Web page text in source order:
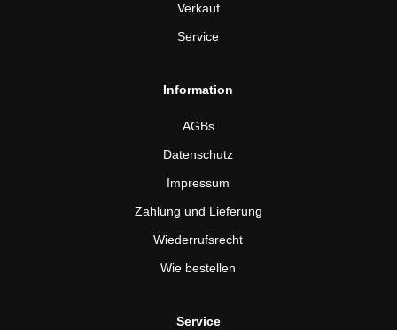
Verkauf
Service
Information
AGBs
Datenschutz
Impressum
Zahlung und Lieferung
Wiederrufsrecht
Wie bestellen
Service